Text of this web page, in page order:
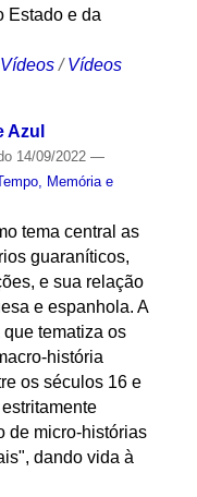
Estado e da
Vídeos /Vídeos
Azul
14/09/2022 —
Memória e
tema central as
guaraníticos,
e sua relação
e espanhola. A
tematiza os
história
os séculos 16 e
de micro-histórias
dando vida à